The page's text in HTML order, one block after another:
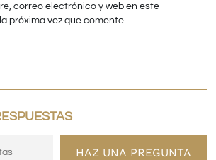
correo electrónico y web en este
próxima vez que comente.
HAZ UNA PREGUNTA